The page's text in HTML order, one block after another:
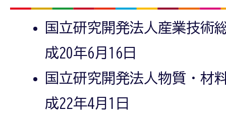
国立研究開発法人産業技術
成20年6月16日
国立研究開発法人物質・材
成22年4月1日